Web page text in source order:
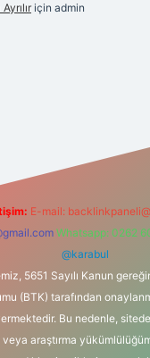
için admin
E-mail:
Whatsapp: 0262
@karabul
5651 Sayılı Kanun
(BTK) tarafından
Bu nedenle,
araştırma